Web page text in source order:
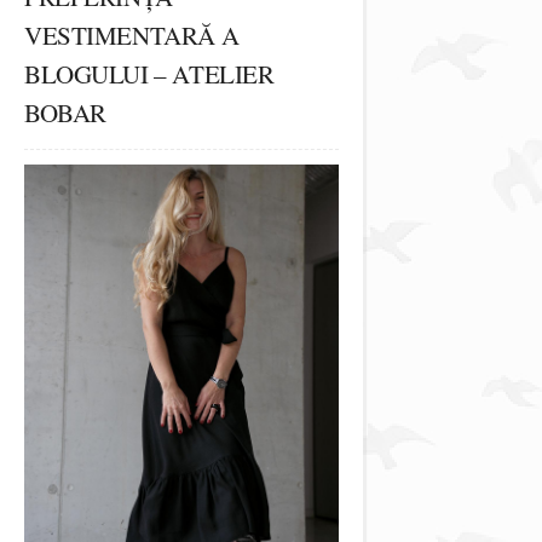
VESTIMENTARĂ A
BLOGULUI – ATELIER
BOBAR